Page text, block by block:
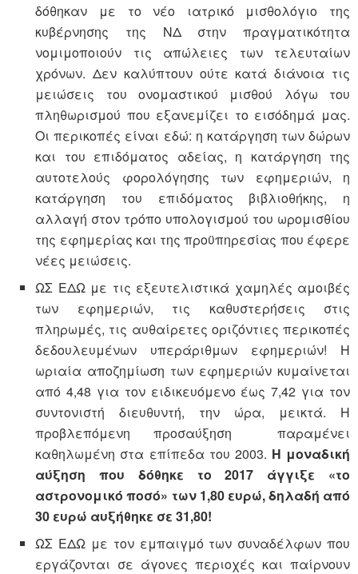
δόθηκαν με το νέο ιατρικό μισθολόγιο της
κυβέρνησης της ΝΔ στην πραγματικότητα
νομιμοποιούν τις απώλειες των τελευταίων
χρόνων. Δεν καλύπτουν ούτε κατά διάνοια τις
μειώσεις του ονομαστικού μισθού λόγω του
πληθωρισμού που εξανεμίζει το εισόδημά μας.
Οι περικοπές είναι εδώ: η κατάργηση των δώρων
και του επιδόματος αδείας, η κατάργηση της
αυτοτελούς φορολόγησης των εφημεριών, η
κατάργηση του επιδόματος βιβλιοθήκης, η
αλλαγή στον τρόπο υπολογισμού του ωρομισθίου
της εφημερίας και της προϋπηρεσίας που έφερε
νέες μειώσεις.
ΩΣ ΕΔΩ με τις εξευτελιστικά χαμηλές αμοιβές
των εφημεριών, τις καθυστερήσεις στις
πληρωμές, τις αυθαίρετες οριζόντιες περικοπές
δεδουλευμένων υπεράριθμων εφημεριών! Η
ωριαία αποζημίωση των εφημεριών κυμαίνεται
από 4,48 για τον ειδικευόμενο έως 7,42 για τον
συντονιστή διευθυντή, την ώρα, μεικτά. Η
προβλεπόμενη προσαύξηση παραμένει
καθηλωμένη στα επίπεδα του 2003. Η μοναδική
αύξηση που δόθηκε το 2017 άγγιξε «το
αστρονομικό ποσό» των 1,80 ευρώ, δηλαδή από
30 ευρώ αυξήθηκε σε 31,80!
ΩΣ ΕΔΩ με τον εμπαιγμό των συναδέλφων που
εργάζονται σε άγονες περιοχές και παίρνουν